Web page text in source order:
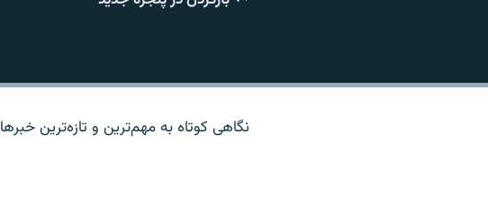
نگاهی کوتاه به مهم‌ترين و تازه‌ترين خبرها